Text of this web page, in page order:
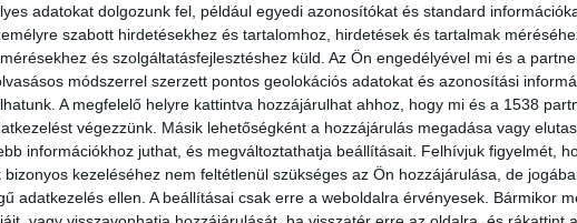
adatokat dolgozunk fel, például egyedi azonosítókat és standard
szabott hirdetésekhez és tartalomhoz, hirdetések és tartalmak
és szolgáltatásfejlesztéshez küld. Az Ön engedélyével mi és a
módszerrel szerzett pontos geolokációs adatokat és azonosítási
A megfelelő helyre kattintva hozzájárulhat ahhoz, hogy mi és a 1538
végezzünk. Másik lehetőségként a hozzájárulás megadása vagy
információkhoz juthat, és megváltoztathatja beállításait. Felhívjuk figyelmét,
bizonyos kezeléséhez nem feltétlenül szükséges az Ön hozzájárulása, de
adatkezelés ellen. A beállításai csak erre a weboldalra érvényesek. Bármikor
SLAYYYTER ÚJ FEJEZETET